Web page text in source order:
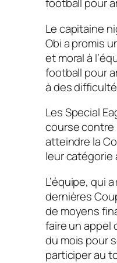
football pour
Le capitaine
Obi a promis
et moral à
football pour
à des
Les Special
course contre
atteindre la
leur catégorie
L’équipe, qui
dernières
de moyens
faire un appel
du mois pour
participer au